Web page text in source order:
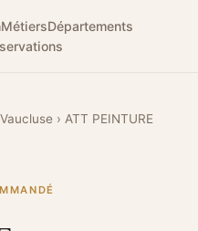
MétiersDépartements
Vaucluse › ATT PEINTURE